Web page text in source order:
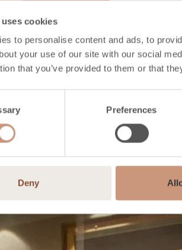
cookies
to personalise content and ads, to
your use of our site with our social
that you’ve provided to them or that
Preferences
Deny